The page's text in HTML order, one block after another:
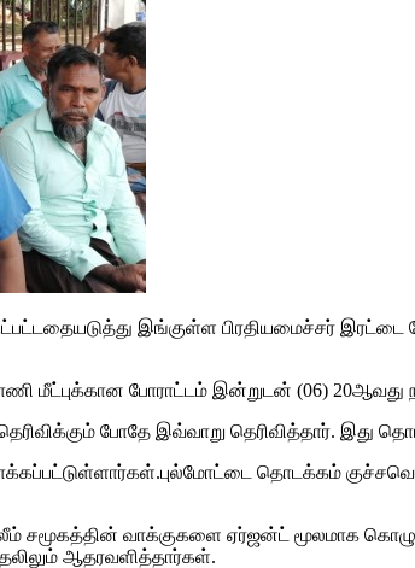
இங்குள்ள பிரதியமைச்சர்
மீட்புக்கான போராட்டம் இன்றுடன் (06) 20ஆவது
போதே இவ்வாறு தெரிவித்தார். இது
தொடக்கம்
வாக்குகளை ஏர்ஜன்ட் மூலமாக
ஆதரவளித்தார்கள்.